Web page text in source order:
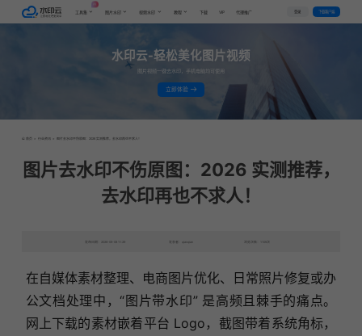
工具集 图片水印 视频水印 教程 下载 VIP 代理推广 登录 下载客户端
水印云-轻松美化图片视频
图片视频一键去水印，手机电脑均可使用
立即体验
首页 > 行业资讯 > 图片去水印不伤原图：2026 实测推荐，去水印再也不求人！
图片去水印不伤原图：2026 实测推荐，
去水印再也不求人！
发布日期：2026-05-08 11:29 发表者：qianqian 浏览次数：1105次
在自媒体素材整理、电商图片优化、日常照片修复或办
公文档处理中，“图片带水印” 是高频且棘手的痛点。
网上下载的素材嵌着平台 Logo，截图带着系统角标，